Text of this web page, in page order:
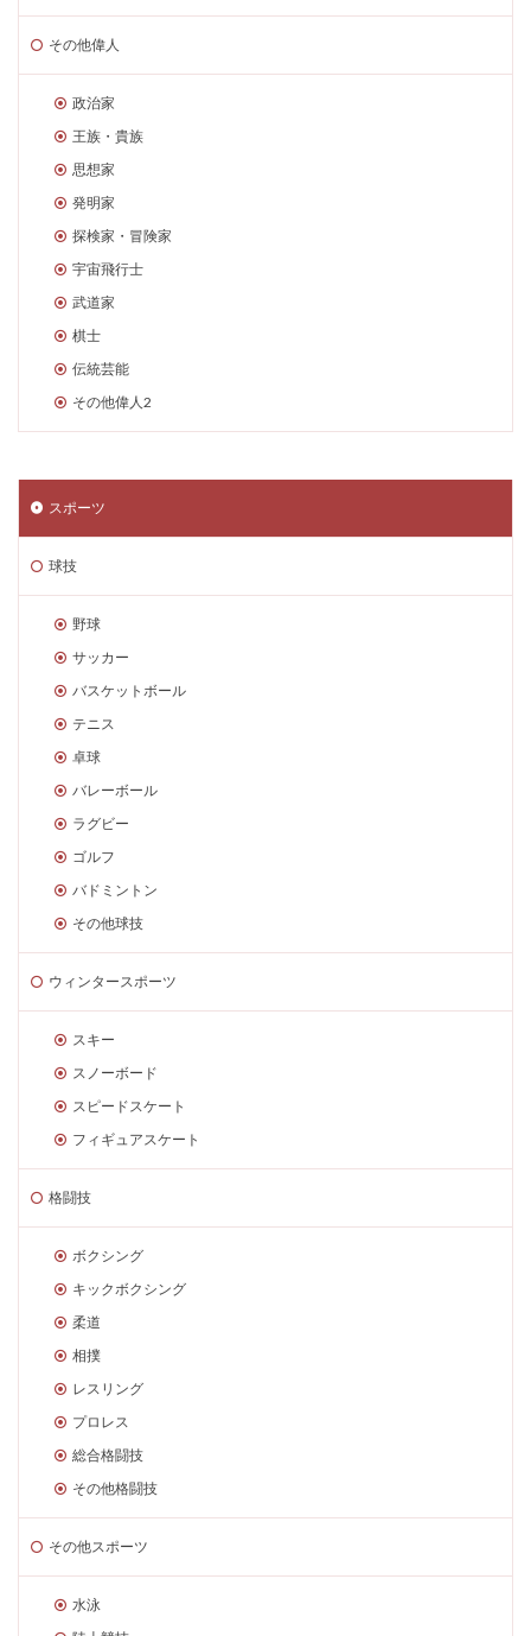
その他偉人
政治家
王族・貴族
思想家
発明家
探検家・冒険家
宇宙飛行士
武道家
棋士
伝統芸能
その他偉人2
スポーツ
球技
野球
サッカー
バスケットボール
テニス
卓球
バレーボール
ラグビー
ゴルフ
バドミントン
その他球技
ウィンタースポーツ
スキー
スノーボード
スピードスケート
フィギュアスケート
格闘技
ボクシング
キックボクシング
柔道
相撲
レスリング
プロレス
総合格闘技
その他格闘技
その他スポーツ
水泳